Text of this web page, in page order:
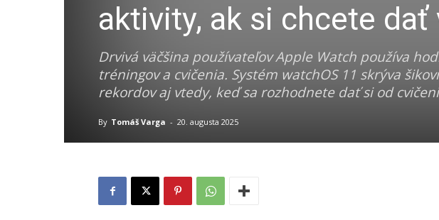
aktivity, ak si chcete dať
Drvivá väčšina používateľov Apple Watch používa
tréningov a cvičenia. Systém watchOS 11 skrýva
rekordov aj vtedy, keď sa rozhodnete dať si od
By Tomáš Varga - 20. augusta 2025